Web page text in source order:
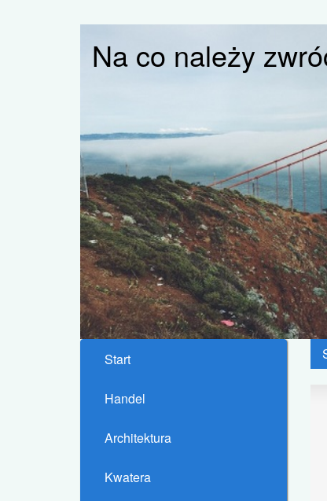
Na co należy
Start
Handel
Architektura
Kwatera